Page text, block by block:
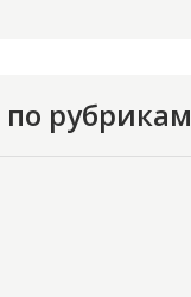
рубрикам